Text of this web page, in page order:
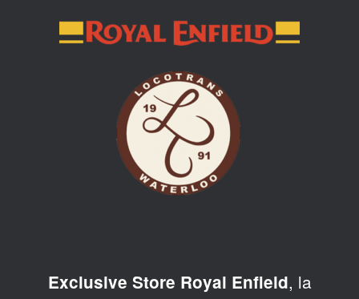
Exclusive Store Royal Enfield, la